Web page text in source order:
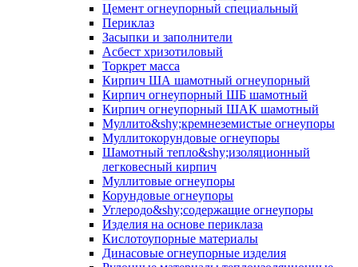
Цемент огнеупорный специальный
Периклаз
Засыпки и заполнители
Асбест хризотиловый
Торкрет масса
Кирпич ША шамотный огнеупорный
Кирпич огнеупорный ШБ шамотный
Кирпич огнеупорный ШАК шамотный
Муллито&shy;­кремнеземистые огнеупоры
Муллито­корундовые огнеупоры
Шамотный тепло&shy;изоляционный
легковесный кирпич
Муллитовые огнеупоры
Корундовые огнеупоры
Углеродо&shy;содержащие огнеупоры
Изделия на основе периклаза
Кислотоупорные материалы
Динасовые огнеупорные изделия